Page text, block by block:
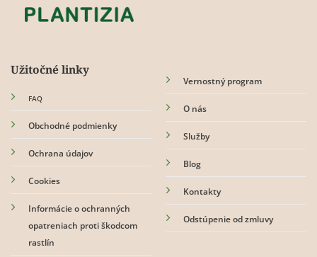
Užitočné linky
FAQ
Obchodné podmienky
Ochrana údajov
Cookies
Informácie o ochranných
opatreniach proti škodcom
rastlín
Vernostný program
O nás
Služby
Blog
Kontakty
Odstúpenie od zmluvy